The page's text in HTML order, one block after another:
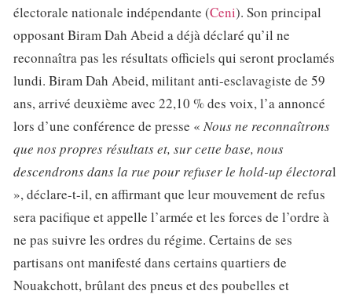
électorale nationale indépendante (Ceni). Son principal
opposant Biram Dah Abeid a déjà déclaré qu’il ne
reconnaîtra pas les résultats officiels qui seront proclamés
lundi. Biram Dah Abeid, militant anti-esclavagiste de 59
ans, arrivé deuxième avec 22,10 % des voix, l’a annoncé
lors d’une conférence de presse « Nous ne reconnaîtrons
que nos propres résultats et, sur cette base, nous
descendrons dans la rue pour refuser le hold-up électoral
», déclare-t-il, en affirmant que leur mouvement de refus
sera pacifique et appelle l’armée et les forces de l’ordre à
ne pas suivre les ordres du régime. Certains de ses
partisans ont manifesté dans certains quartiers de
Nouakchott, brûlant des pneus et des poubelles et